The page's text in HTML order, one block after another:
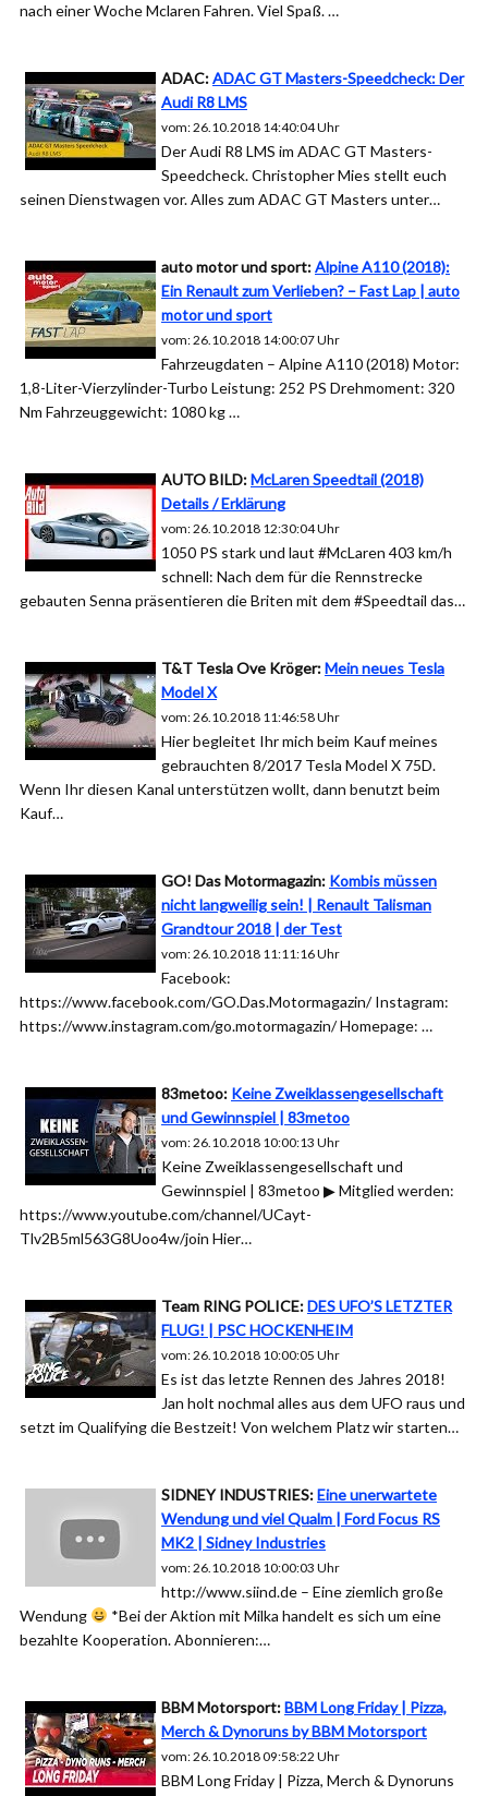
nach einer Woche Mclaren Fahren. Viel Spaß. …
ADAC:ADAC GT Masters-Speedcheck: Der
Audi R8 LMS
vom: 26.10.2018 14:40:04 Uhr
Der Audi R8 LMS im ADAC GT Masters-
Speedcheck. Christopher Mies stellt euch
seinen Dienstwagen vor. Alles zum ADAC GT Masters unter…
auto motor und sport:Alpine A110 (2018):
Ein Renault zum Verlieben? – Fast Lap | auto
motor und sport
vom: 26.10.2018 14:00:07 Uhr
Fahrzeugdaten – Alpine A110 (2018) Motor:
1,8-Liter-Vierzylinder-Turbo Leistung: 252 PS Drehmoment: 320
Nm Fahrzeuggewicht: 1080 kg …
AUTO BILD:McLaren Speedtail (2018)
Details / Erklärung
vom: 26.10.2018 12:30:04 Uhr
1050 PS stark und laut #McLaren 403 km/h
schnell: Nach dem für die Rennstrecke
gebauten Senna präsentieren die Briten mit dem #Speedtail das…
T&T Tesla Ove Kröger:Mein neues Tesla
Model X
vom: 26.10.2018 11:46:58 Uhr
Hier begleitet Ihr mich beim Kauf meines
gebrauchten 8/2017 Tesla Model X 75D.
Wenn Ihr diesen Kanal unterstützen wollt, dann benutzt beim
Kauf…
GO! Das Motormagazin: Kombis müssen
nicht langweilig sein! | Renault Talisman
Grandtour 2018 | der Test
vom: 26.10.2018 11:11:16 Uhr
Facebook:
https://www.facebook.com/GO.Das.Motormagazin/ Instagram:
https://www.instagram.com/go.motormagazin/ Homepage: …
83metoo: Keine Zweiklassengesellschaft
und Gewinnspiel | 83metoo
vom: 26.10.2018 10:00:13 Uhr
Keine Zweiklassengesellschaft und
Gewinnspiel | 83metoo ▶︎ Mitglied werden:
https://www.youtube.com/channel/UCayt-
Tlv2B5ml563G8Uoo4w/join Hier…
Team RING POLICE:DES UFO’S LETZTER
FLUG! | PSC HOCKENHEIM
vom: 26.10.2018 10:00:05 Uhr
Es ist das letzte Rennen des Jahres 2018!
Jan holt nochmal alles aus dem UFO raus und
setzt im Qualifying die Bestzeit! Von welchem Platz wir starten…
SIDNEY INDUSTRIES:Eine unerwartete
Wendung und viel Qualm | Ford Focus RS
MK2 | Sidney Industries
vom: 26.10.2018 10:00:03 Uhr
http://www.siind.de – Eine ziemlich große
Wendung
*Bei der Aktion mit Milka handelt es sich um eine
bezahlte Kooperation. Abonnieren:…
BBM Motorsport:BBM Long Friday | Pizza,
Merch & Dynoruns by BBM Motorsport
vom: 26.10.2018 09:58:22 Uhr
BBM Long Friday | Pizza, Merch & Dynoruns